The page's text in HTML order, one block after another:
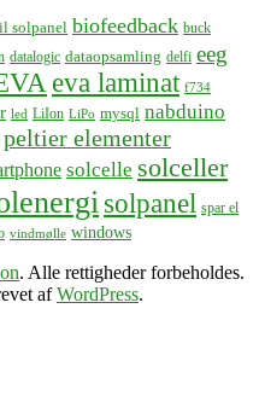
solpanel biofeedback buck
datalogic dataopsamling delfi eeg
eva laminat f734
led LiIon LiPo mysql nabduino
peltier elementer
solcelle solceller
solpanel spar el
vindmølle windows
. Alle rettigheder forbeholdes.
afWordPress.